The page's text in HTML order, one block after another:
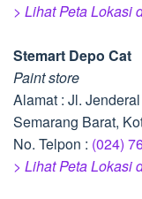
> Lihat Peta Lokasi
Stemart Depo Cat
Paint store
Alamat : Jl.
Semarang Barat,
No. Telpon : (024)
> Lihat Peta Lokasi